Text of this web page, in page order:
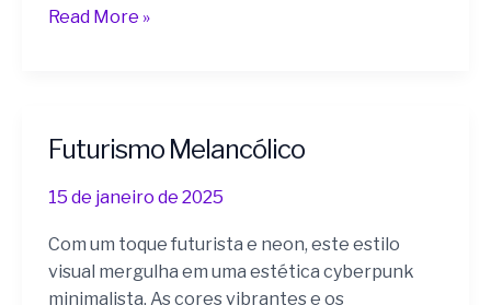
Read More »
Futurismo Melancólico
15 de janeiro de 2025
Com um toque futurista e neon, este estilo
visual mergulha em uma estética cyberpunk
minimalista. As cores vibrantes e os
Futurismo